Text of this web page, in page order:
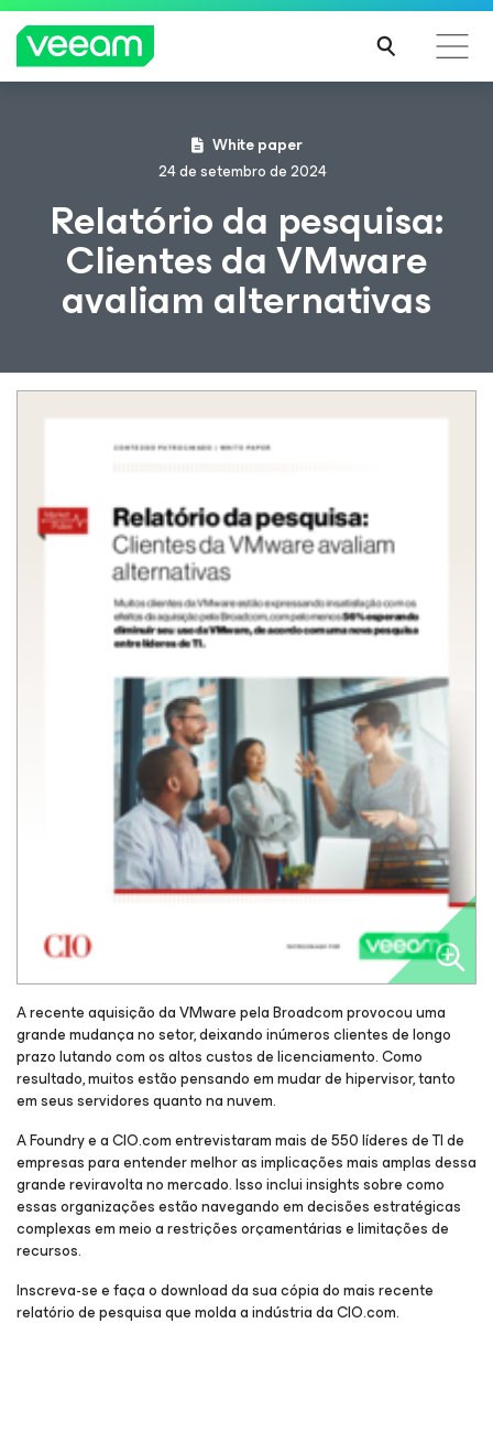
Orientações da Veeam para os clientes afetados
pela atualização de conteúdo da CrowdStrike
MAIS
White paper
24 de setembro de 2024
Relatório da pesquisa:
Clientes da VMware
avaliam alternativas
A recente aquisição da VMware pela Broadcom provocou uma
grande mudança no setor, deixando inúmeros clientes de longo
prazo lutando com os altos custos de licenciamento. Como
resultado, muitos estão pensando em mudar de hipervisor, tanto
em seus servidores quanto na nuvem.
A Foundry e a CIO.com entrevistaram mais de 550 líderes de TI de
empresas para entender melhor as implicações mais amplas dessa
grande reviravolta no mercado. Isso inclui insights sobre como
essas organizações estão navegando em decisões estratégicas
complexas em meio a restrições orçamentárias e limitações de
recursos.
Inscreva-se e faça o download da sua cópia do mais recente
relatório de pesquisa que molda a indústria da CIO.com.